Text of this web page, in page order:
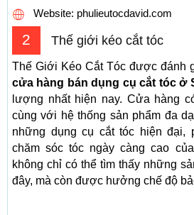
Website: phulieutocdavid.com
2 Thế giới kéo cắt tóc
Thế Giới Kéo Cắt Tóc được đánh
cửa hàng bán dụng cụ cắt tóc ở
lượng nhất hiện nay. Cửa hàng
cùng với hệ thống sản phẩm đa
những dụng cụ cắt tóc hiện đại,
chăm sóc tóc ngày càng cao
không chỉ có thể tìm thấy những
đây, mà còn được hưởng chế độ